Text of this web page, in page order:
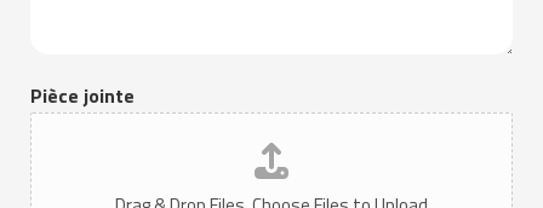
Pièce jointe